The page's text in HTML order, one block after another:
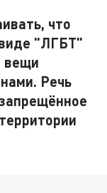
что
"ЛГБТ"
вещи
Речь